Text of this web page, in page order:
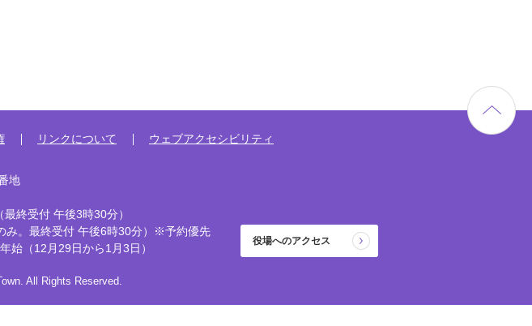
リンクについて ウェブアクセシビリティ
地
（最終受付 午後3時30分）
み。最終受付 午後6時30分）※予約優先
始（12月29日から1月3日）
役場へのアクセス
All Rights Reserved.